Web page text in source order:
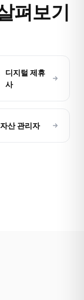
펴보기
디지털 제휴
사
자산 관리자